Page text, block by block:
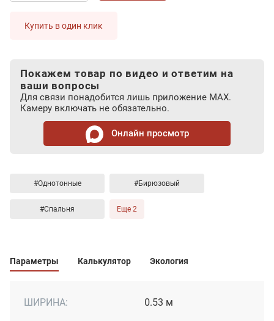
Купить в один клик
Покажем товар по видео и ответим на
ваши вопросы
Для связи понадобится лишь приложение MAX.
Камеру включать не обязательно.
Онлайн просмотр
#Однотонные #Бирюзовый
#Спальня Еще 2
Параметры Калькулятор Экология
ШИРИНА: 0.53 м